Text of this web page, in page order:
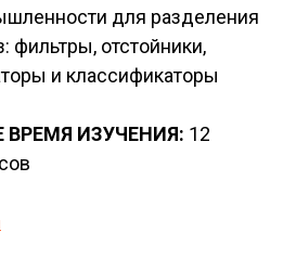
для разделения
фильтры, отстойники,
и классификаторы
ИЗУЧЕНИЯ: 12